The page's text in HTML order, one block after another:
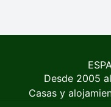
Desde 2005
Casas y